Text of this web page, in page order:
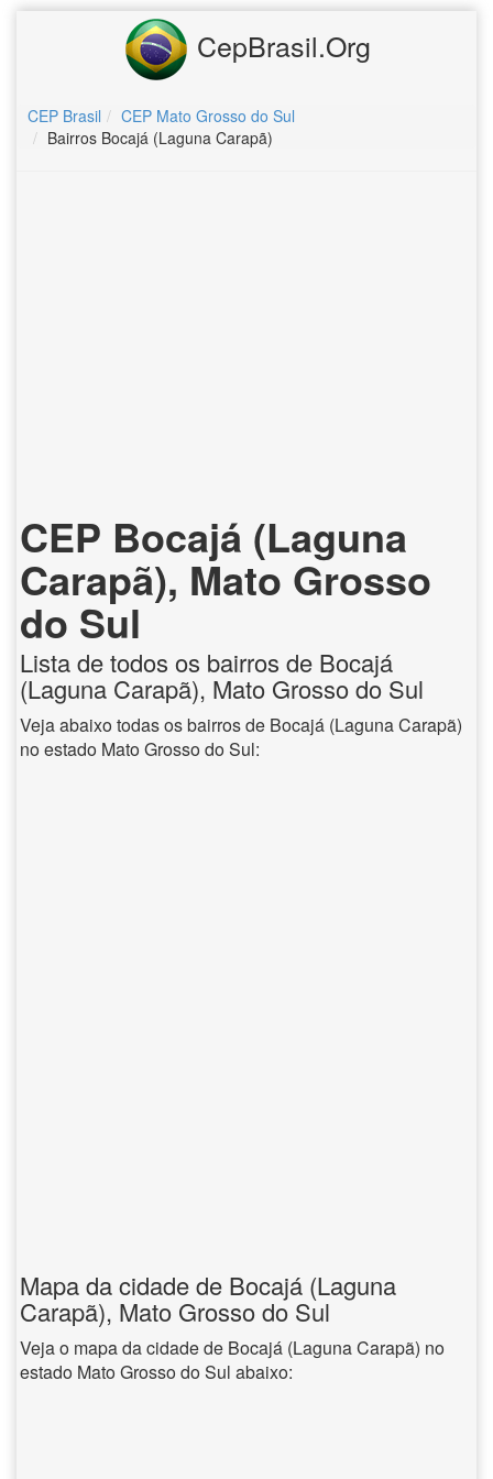
CepBrasil.Org
CEP Brasil
CEP Mato Grosso do Sul
Bairros Bocajá (Laguna Carapã)
CEP Bocajá (Laguna
Carapã), Mato Grosso
do Sul
Lista de todos os bairros de Bocajá
(Laguna Carapã), Mato Grosso do Sul
Veja abaixo todas os bairros de Bocajá (Laguna Carapã)
no estado Mato Grosso do Sul:
Mapa da cidade de Bocajá (Laguna
Carapã), Mato Grosso do Sul
Veja o mapa da cidade de Bocajá (Laguna Carapã) no
estado Mato Grosso do Sul abaixo: